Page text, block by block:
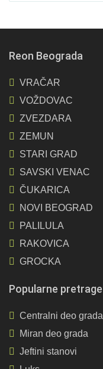
Reon Beograda
VRAČAR
VOŽDOVAC
ZVEZDARA
ZEMUN
STARI GRAD
SAVSKI VENAC
ČUKARICA
NOVI BEOGRAD
PALILULA
RAKOVICA
GROCKA
Popularne pretrage
Centralni deo grada
Miran deo grada
Jeftini stanovi